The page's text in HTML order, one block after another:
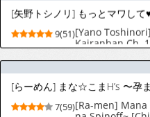
9(51) [Yano
Kairanban Ch.
Translations]
7(59)
[Ra-men] Mana
na Spinoff~